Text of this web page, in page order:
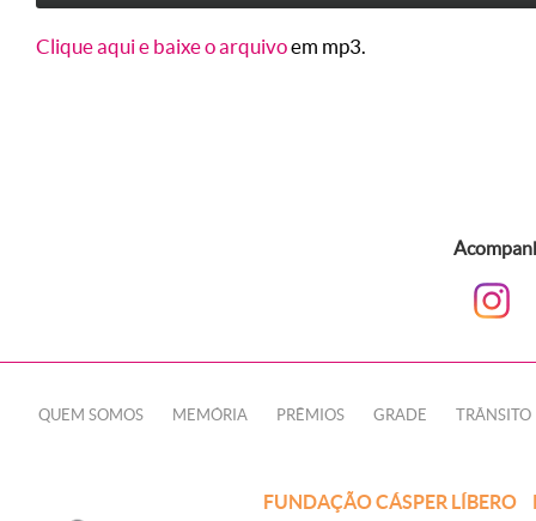
Clique aqui e baixe o arquivoem mp3.
QUEM SOMOS MEMÓRIA PRÊMIOS GRADE TRÂNSITO
FUNDAÇÃO CÁSPER LÍBERO